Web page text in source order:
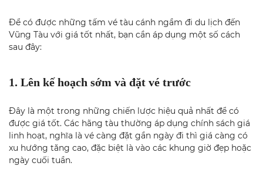
Để có được những tấm vé tàu cánh ngầm đi du lịch đến
Vũng Tàu với giá tốt nhất, bạn cần áp dụng một số cách
sau đây:
1. Lên kế hoạch sớm và đặt vé trước
Đây là một trong những chiến lược hiệu quả nhất để có
được giá tốt. Các hãng tàu thường áp dụng chính sách giá
linh hoạt, nghĩa là vé càng đặt gần ngày đi thì giá càng có
xu hướng tăng cao, đặc biệt là vào các khung giờ đẹp hoặc
ngày cuối tuần.